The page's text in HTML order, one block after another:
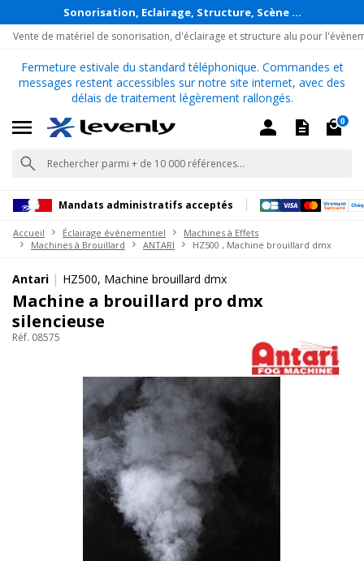
Sonorisation, Eclairage, Structure, Scène ...
Vente de matériel de sonorisation, d'éclairage et structure alu pour
Fermeture estivale du standard téléphonique. Commandes et
messages restent accessibles sur notre site internet, avec des
délais de traitement légèrement rallongés.
0
Mandats administratifs acceptés
Accueil Éclairage évènementiel
Machines à Effets
Machines à Brouillard
ANTARI HZ500 , Machine brouillard dmx
Antari | HZ500, Machine brouillard dmx
Machine a brouillard pro dmx
silencieuse
Réf. 08575